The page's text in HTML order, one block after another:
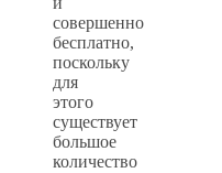
совершенно
бесплатно,
поскольку
для
этого
существует
большое
количество